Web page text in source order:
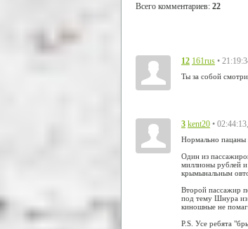
Всего комментариев: 22
12 161rus •
Ты за собой
3 kent20 •
Нормально пацаны
Один из
миллионы рублей
крымынальным
Второй пассажир
под тему Шнура из
киношные не
Р.S. Усе ребята